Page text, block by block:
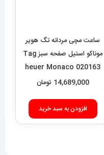
heuer Monaco 020163
14,689,000 تومان
افزودن به سبد خرید